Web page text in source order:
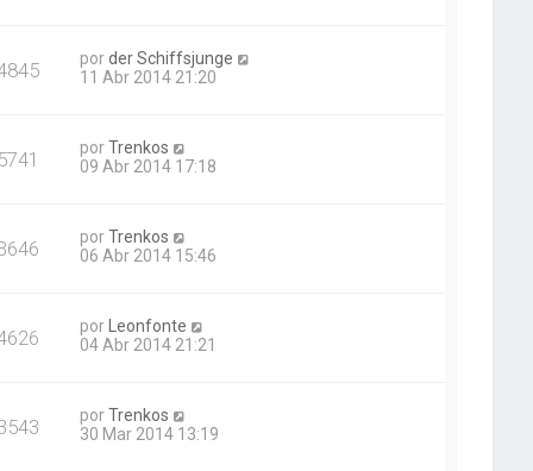
porder Schiffsjunge
11 Abr 2014 21:20
5741 porTrenkos
09 Abr 2014 17:18
porTrenkos
06 Abr 2014 15:46
por Leonfonte
04 Abr 2014 21:21
porTrenkos
30 Mar 2014 13:19